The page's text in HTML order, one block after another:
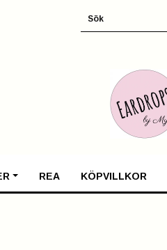
REA KÖPVILLKOR